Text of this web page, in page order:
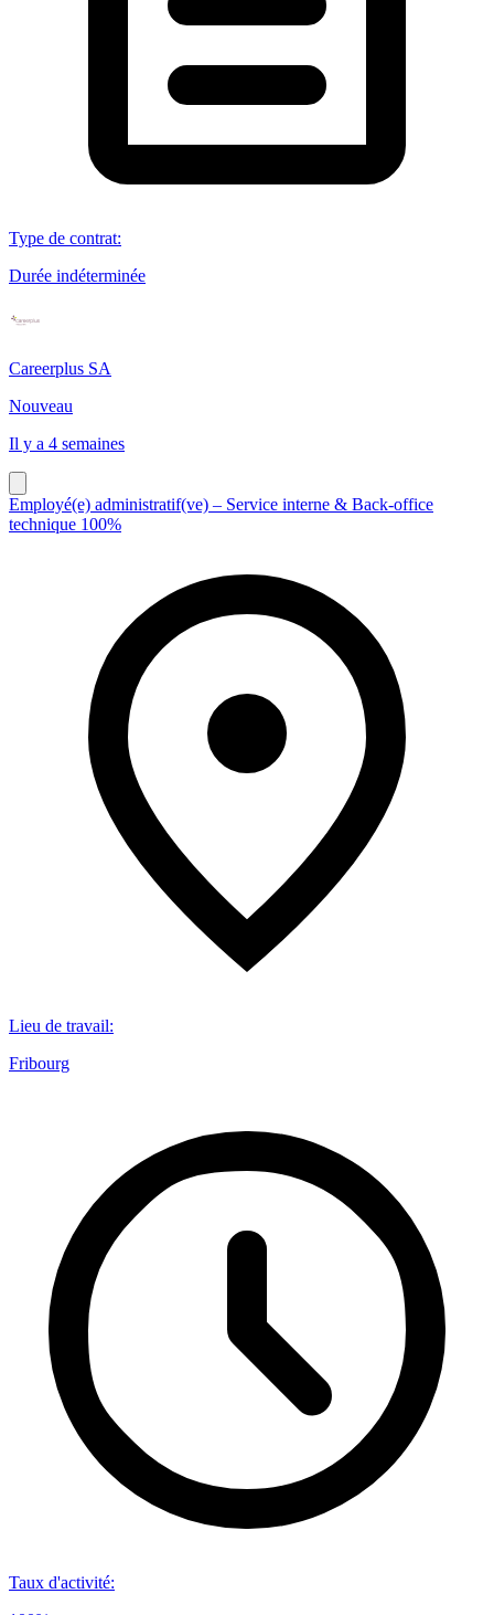
Type de contrat:
Durée indéterminée
Careerplus SA
Nouveau
Il y a 4 semaines
Employé(e) administratif(ve) – Service interne & Back-office
technique 100%
Lieu de travail:
Fribourg
Taux d'activité: